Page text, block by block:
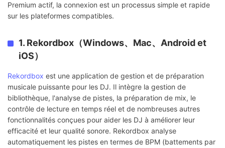
Premium actif, la connexion est un processus simple et rapide
sur les plateformes compatibles.
1. Rekordbox（Windows、Mac、Android et
iOS）
Rekordbox est une application de gestion et de préparation
musicale puissante pour les DJ. Il intègre la gestion de
bibliothèque, l'analyse de pistes, la préparation de mix, le
contrôle de lecture en temps réel et de nombreuses autres
fonctionnalités conçues pour aider les DJ à améliorer leur
efficacité et leur qualité sonore. Rekordbox analyse
automatiquement les pistes en termes de BPM (battements par